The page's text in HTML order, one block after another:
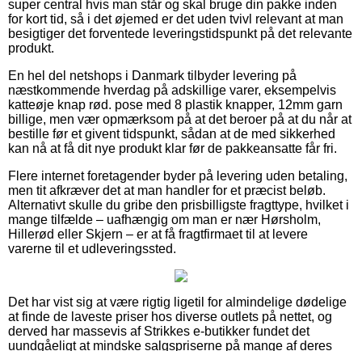
super central hvis man står og skal bruge din pakke inden
for kort tid, så i det øjemed er det uden tvivl relevant at man
besigtiger det forventede leveringstidspunkt på det relevante
produkt.
En hel del netshops i Danmark tilbyder levering på
næstkommende hverdag på adskillige varer, eksempelvis
katteøje knap rød. pose med 8 plastik knapper, 12mm garn
billige, men vær opmærksom på at det beroer på at du når at
bestille før et givent tidspunkt, sådan at de med sikkerhed
kan nå at få dit nye produkt klar før de pakkeansatte får fri.
Flere internet foretagender byder på levering uden betaling,
men tit afkræver det at man handler for et præcist beløb.
Alternativt skulle du gribe den prisbilligste fragttype, hvilket i
mange tilfælde – uafhængig om man er nær Hørsholm,
Hillerød eller Skjern – er at få fragtfirmaet til at levere
varerne til et udleveringssted.
Det har vist sig at være rigtig ligetil for almindelige dødelige
at finde de laveste priser hos diverse outlets på nettet, og
derved har massevis af Strikkes e-butikker fundet det
uundgåeligt at mindske salgspriserne på mange af deres